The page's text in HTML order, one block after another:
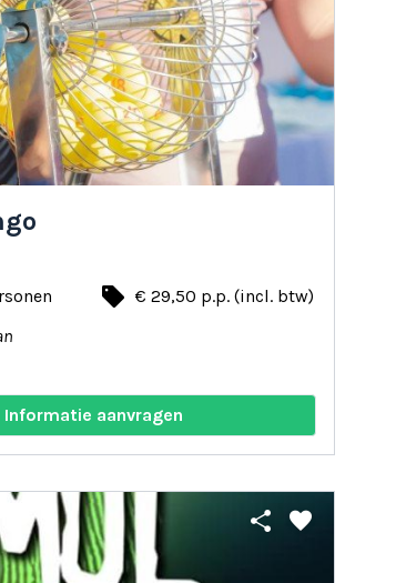
local_offer € 29,50 p.p. (incl. btw)
Informatie aanvragen
share favorite